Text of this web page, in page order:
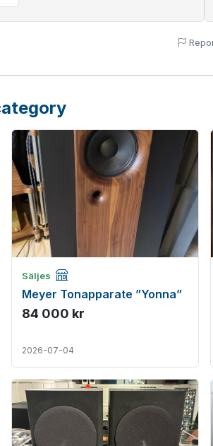
Säljes Företagsannons
Meyer Tonapparate ”Yonna”
84 000 kr
2026-07-04